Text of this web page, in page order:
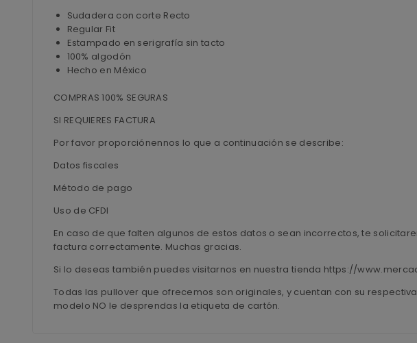
Sudadera con corte Recto
Regular Fit
Estampado en serigrafía sin tacto
100% algodón
Hecho en México
COMPRAS 100% SEGURAS
SI REQUIERES FACTURA
Por favor proporciónennos lo que a continuación se describe:
Datos fiscales
Método de pago
Uso de CFDI
En caso de que falten algunos de estos datos o sean incorrectos, te
factura correctamente. Muchas gracias.
Si lo deseas también puedes visitarnos en nuestra tienda https://
Todas las pullover que ofrecemos son originales, y cuentan con su respectiva
modelo NO le desprendas la etiqueta de cartón.